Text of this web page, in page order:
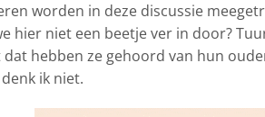
worden in deze discussie
hier niet een beetje ver in door?
hebben ze gehoord van hun
ik niet.